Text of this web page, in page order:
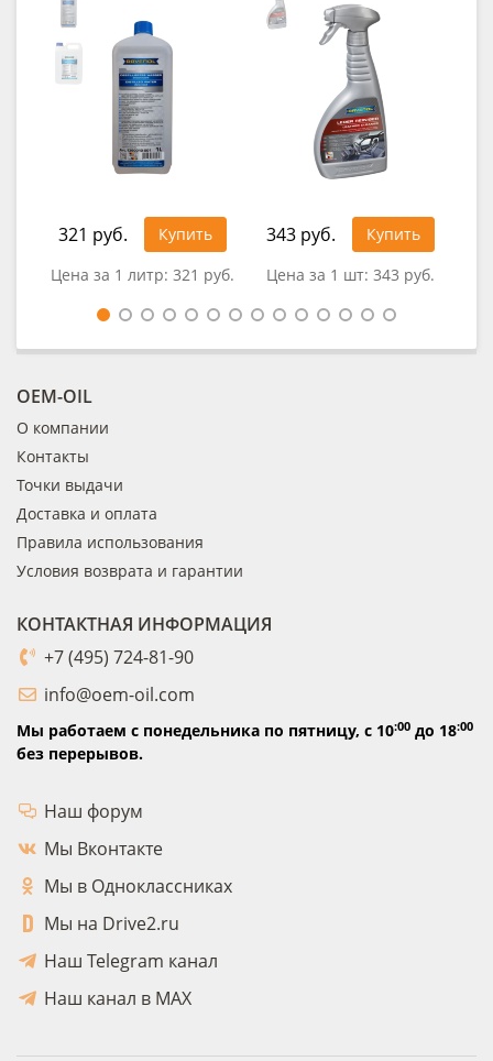
321 руб.
Купить
Цена за 1 литр: 321 руб.
343 руб.
Купить
Цена за 1 шт: 343 руб.
OEM-OIL
О компании
Контакты
Точки выдачи
Доставка и оплата
Правила использования
Условия возврата и гарантии
КОНТАКТНАЯ ИНФОРМАЦИЯ
+7 (495) 724-81-90
info@oem-oil.com
Мы работаем с понедельника по пятницу, с 10:00 до 18:00
без перерывов.
Наш форум
Мы Вконтакте
Мы в Одноклассниках
Мы на Drive2.ru
Наш Telegram канал
Наш канал в MAX